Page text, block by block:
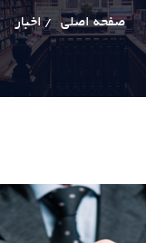
صفحه اصلی اخبار